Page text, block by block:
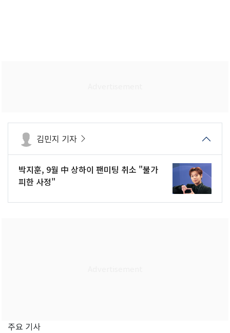
김민지 기자
박지훈, 9월 中 상하이 팬미팅 취소 "불가
피한 사정"
주요 기사